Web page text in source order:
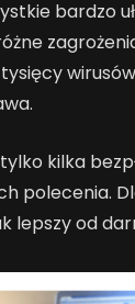
bardzo
kilka
polecenia.
lepszy od